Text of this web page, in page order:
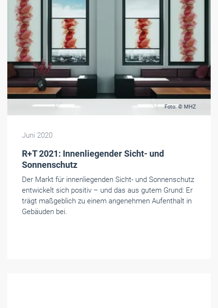
Foto: © MHZ
Juni 2020
R+T 2021: Innenliegender Sicht- und
Sonnenschutz
Der Markt für innenliegenden Sicht- und Sonnenschutz
entwickelt sich positiv – und das aus gutem Grund: Er
trägt maßgeblich zu einem angenehmen Aufenthalt in
Gebäuden bei.